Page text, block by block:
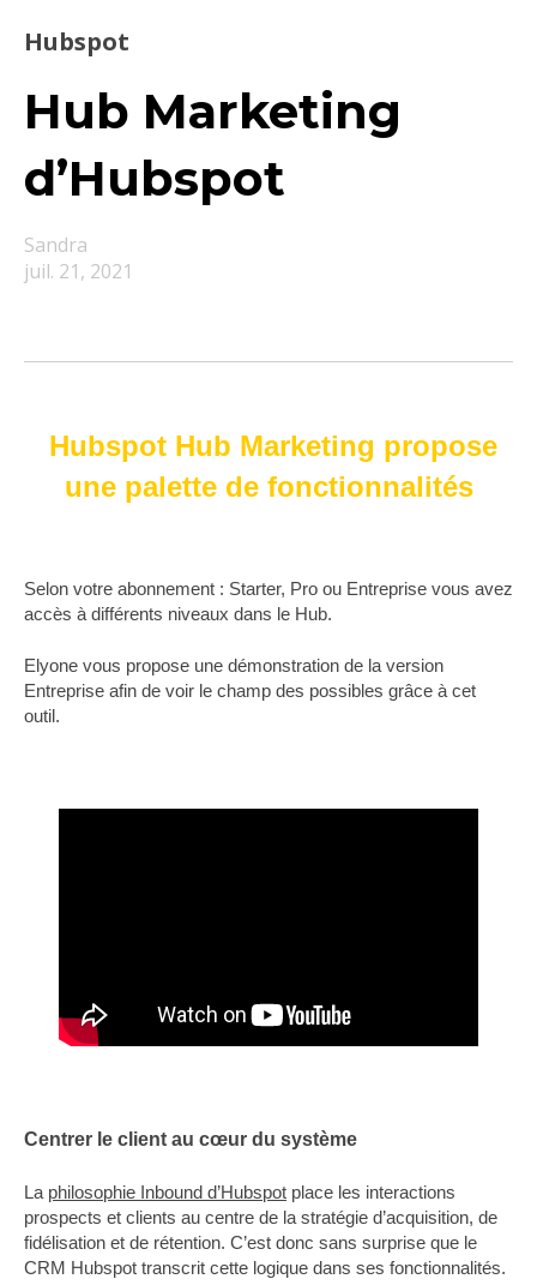
Hubspot
Hub Marketing
d’Hubspot
Sandra
juil. 21, 2021
Hubspot Hub Marketing propose
une palette de fonctionnalités
Selon votre abonnement : Starter, Pro ou Entreprise vous avez
accès à différents niveaux dans le Hub.
Elyone vous propose une démonstration de la version
Entreprise afin de voir le champ des possibles grâce à cet
outil.
Centrer le client au cœur du système
La philosophie Inbound d’Hubspot place les interactions
prospects et clients au centre de la stratégie d’acquisition, de
fidélisation et de rétention. C’est donc sans surprise que le
CRM Hubspot transcrit cette logique dans ses fonctionnalités.